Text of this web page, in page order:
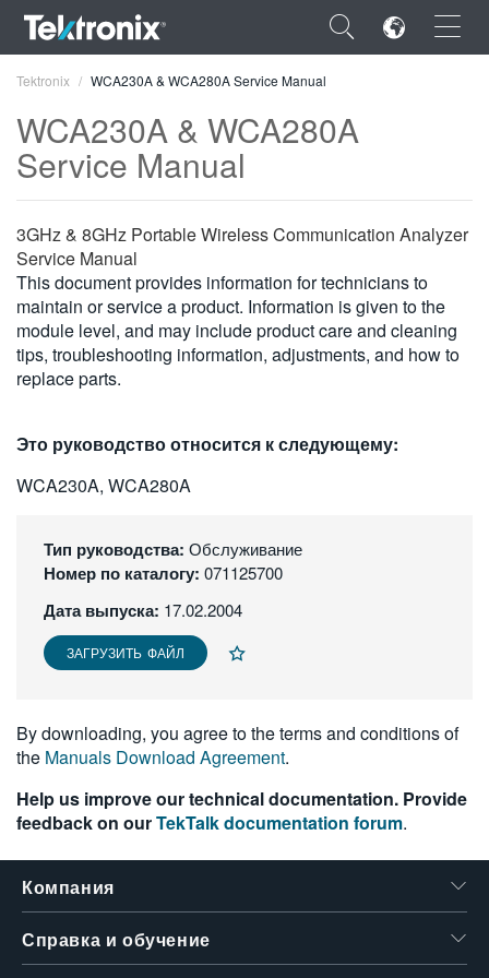
×
FRANÇAIS
DEUTSCH
VIỆT NAM
简体中文
Tektronix WCA230A & WCA280A Service Manual
WCA230A & WCA280A
Service Manual
3GHz & 8GHz Portable Wireless Communication Analyzer
Service Manual
This document provides information for technicians to
maintain or service a product. Information is given to the
module level, and may include product care and cleaning
tips, troubleshooting information, adjustments, and how to
replace parts.
Это руководство относится к следующему:
WCA230A, WCA280A
Тип руководства: Обслуживание
Номер по каталогу: 071125700
Дата выпуска: 17.02.2004
ЗАГРУЗИТЬ ФАЙЛ
By downloading, you agree to the terms and conditions of
the Manuals Download Agreement.
Help us improve our technical documentation. Provide
feedback on ourTekTalk documentation forum.
Компания
Справка и обучение